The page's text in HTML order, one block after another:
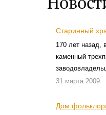
Старинный
170 лет назад,
каменный
31 марта 2009
Дом